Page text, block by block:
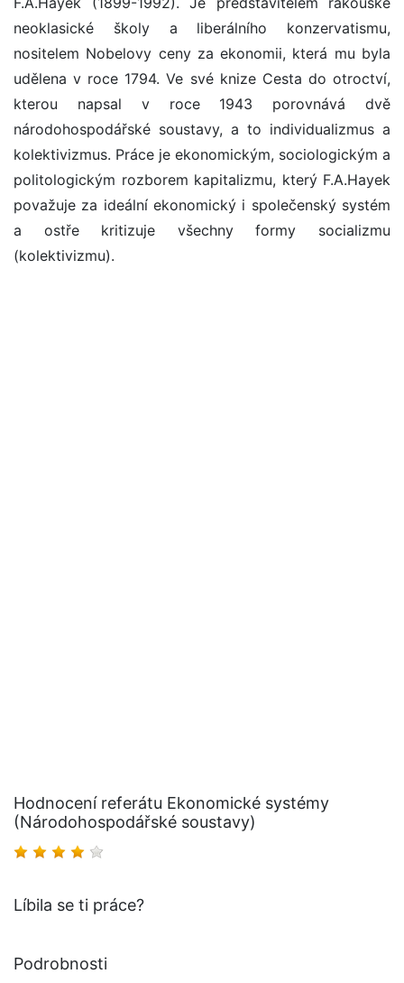
neoklasické školy a liberálního konzervatismu,
nositelem Nobelovy ceny za ekonomii, která mu byla
udělena v roce 1794. Ve své knize Cesta do otroctví,
kterou napsal v roce 1943 porovnává dvě
národohospodářské soustavy, a to individualizmus a
kolektivizmus. Práce je ekonomickým, sociologickým a
politologickým rozborem kapitalizmu, který F.A.Hayek
považuje za ideální ekonomický i společenský systém
a ostře kritizuje všechny formy socializmu
(kolektivizmu).
Hodnocení referátu Ekonomické systémy
(Národohospodářské soustavy)
Líbila se ti práce?
Podrobnosti